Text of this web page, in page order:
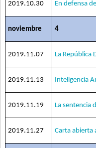
2019.10.30 En defensa
noviembre 4
2019.11.07 La República
2019.11.13 Inteligencia
2019.11.19 La sentencia
2019.11.27 Carta abierta